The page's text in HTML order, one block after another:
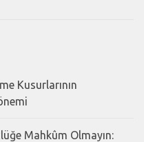
Kusurlarının
Mahkûm Olmayın: